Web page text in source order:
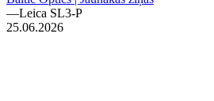
—Leica SL3-P
25.06.2026